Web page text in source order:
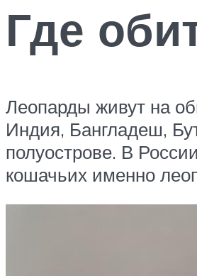
Где
Леопарды живут на
Индия, Бангладеш,
полуострове. В
кошачьих именно